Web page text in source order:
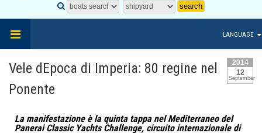
LANGUAGE
2014
12
September
Vele dEpoca di Imperia: 80 regine nel
Ponente
La manifestazione è la quinta tappa nel Mediterraneo del
Panerai Classic Yachts Challenge, circuito internazionale di